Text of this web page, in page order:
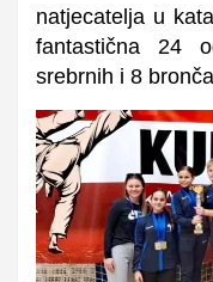
natjecatelja u
fantastična 24
srebrnih i 8